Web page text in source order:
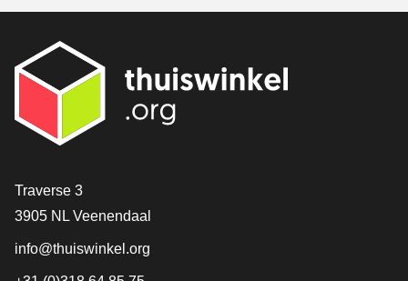
[_General:Contact]
Traverse 3
3905 NL Veenendaal
info@thuiswinkel.org